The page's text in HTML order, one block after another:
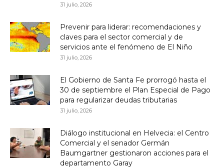
31 julio, 2026
Prevenir para liderar: recomendaciones y
claves para el sector comercial y de
servicios ante el fenómeno de El Niño
31 julio, 2026
El Gobierno de Santa Fe prorrogó hasta el
30 de septiembre el Plan Especial de Pago
para regularizar deudas tributarias
31 julio, 2026
Diálogo institucional en Helvecia: el Centro
Comercial y el senador Germán
Baumgartner gestionaron acciones para el
departamento Garay